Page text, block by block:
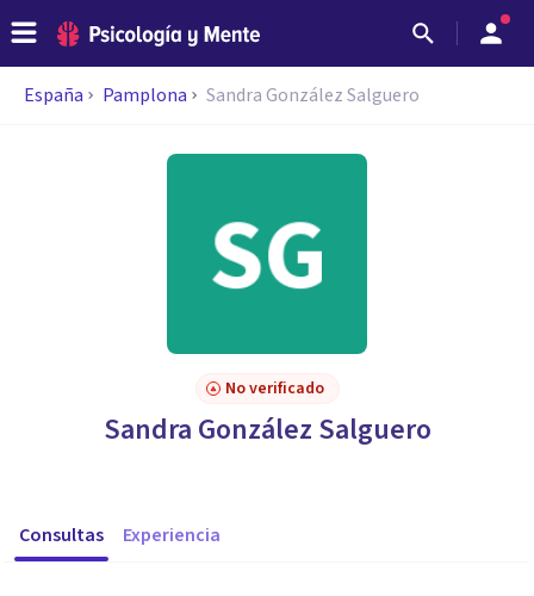
España Pamplona Sandra González Salguero
No verificado
Sandra González Salguero
Consultas Experiencia